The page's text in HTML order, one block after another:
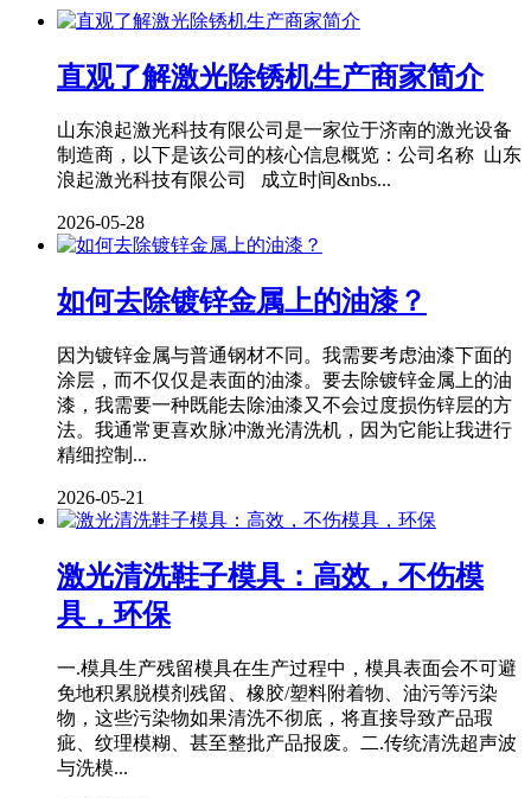
直观了解激光除锈机生产商家简介
山东浪起激光科技有限公司是一家位于济南的激光设备
制造商，以下是该公司的核心信息概览：公司名称 山东
浪起激光科技有限公司 成立时间&nbs...
2026-05-28
如何去除镀锌金属上的油漆？
因为镀锌金属与普通钢材不同。我需要考虑油漆下面的
涂层，而不仅仅是表面的油漆。要去除镀锌金属上的油
漆，我需要一种既能去除油漆又不会过度损伤锌层的方
法。我通常更喜欢脉冲激光清洗机，因为它能让我进行
精细控制...
2026-05-21
激光清洗鞋子模具：高效，不伤模
具，环保
一.模具生产残留模具在生产过程中，模具表面会不可避
免地积累脱模剂残留、橡胶/塑料附着物、油污等污染
物，这些污染物如果清洗不彻底，将直接导致产品瑕
疵、纹理模糊、甚至整批产品报废。二.传统清洗超声波
与洗模...